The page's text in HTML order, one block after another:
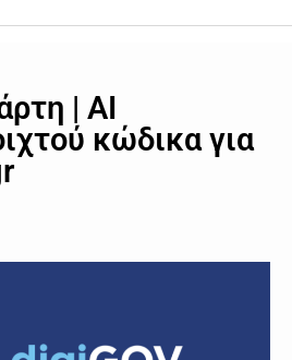
| AI
κώδικα για